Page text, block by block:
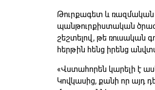
Թուրքագետ և ռազմական
պանթուրքիստական
շեշտելով, թե ռուսական
հերթին հենց իրենց
«Վստահորեն կարելի է
Կովկասից, քանի որ այդ